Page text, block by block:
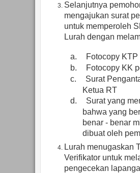
Selanjutnya
mengajukan surat
untuk memperoleh
Lurah dengan
a.
Fotocopy
b.
Fotocopy KK
c.
Surat
Ketua RT
d.
Suratyang
bahwa yang
benar - benar
dibuat oleh
Lurah menugaskan
Verifikator untuk
pengecekan